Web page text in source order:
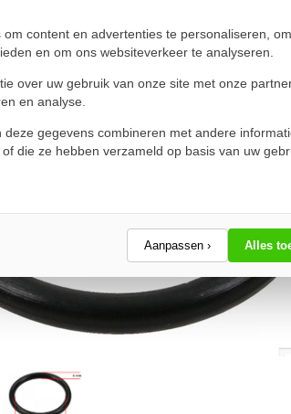
content en advertenties te personaliseren,
en om ons websiteverkeer te analyseren.
over uw gebruik van onze site met onze
en analyse.
deze gegevens combineren met andere
die ze hebben verzameld op basis van uw
Aanpassen › Alles